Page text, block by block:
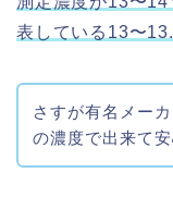
表している13〜
さすが有名メー
の濃度で出来て